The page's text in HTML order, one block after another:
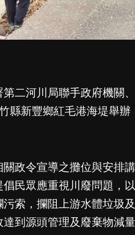
二河川局聯手政府機關
縣新豐鄉紅毛港海堤舉辦
政令宣導之攤位與安排
民眾應重視川廢問題，
索，攔阻上游水體垃圾
到源頭管理及廢棄物減